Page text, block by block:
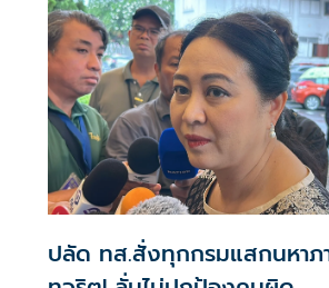
ปลัด ทส.สั่งทุกกรมแสกนหาภ